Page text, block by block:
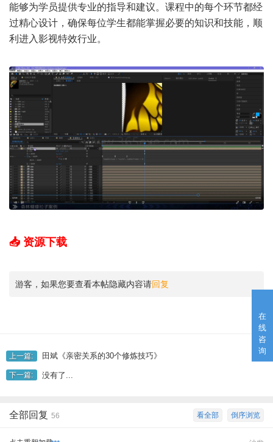
在
线
咨
询
能够为学员提供专业的指导和建议。课程中的每个环节都经
过精心设计，确保每位学生都能掌握必要的知识和技能，顺
利进入影视特效行业。
📥 资源下载
游客，如果您要查看本帖隐藏内容请回复
上一篇: 田斌《亲密关系的30个修炼技巧》
下一篇: 没有了...
倒序浏览
看全部
全部回复 56